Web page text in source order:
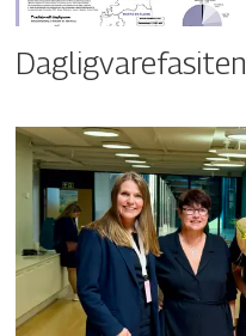
Dagligvarefasiten